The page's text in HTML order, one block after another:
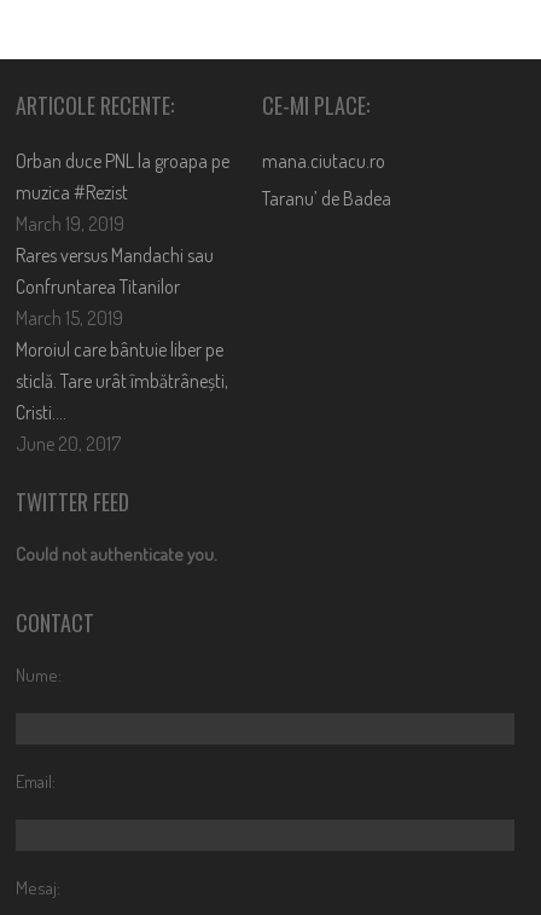
ARTICOLE RECENTE:
Orban duce PNL la groapa pe
muzica #Rezist
March 19, 2019
Rares versus Mandachi sau
Confruntarea Titanilor
March 15, 2019
Moroiul care bântuie liber pe
sticlă. Tare urât îmbătrânești,
Cristi….
June 20, 2017
CE-MI PLACE:
mana.ciutacu.ro
Taranu’ de Badea
TWITTER FEED
Could not authenticate you.
CONTACT
Nume:
Email:
Mesaj: